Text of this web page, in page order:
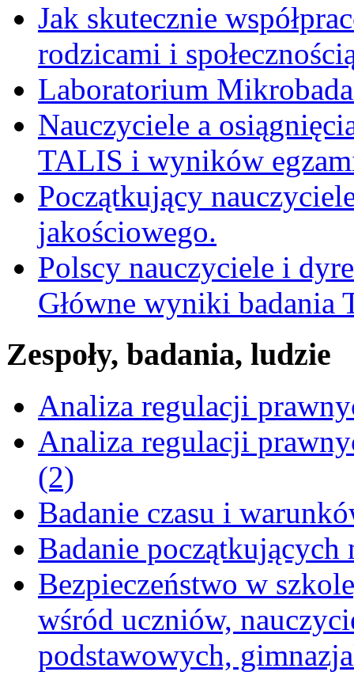
Jak skutecznie
rodzicami i
Laboratorium
Nauczyciele a
TALIS i wyników
Początkujący
jakościowego.
Polscy nauczyciele i
Główne wyniki badania
Zespoły, badania, ludzie
Analiza regulacji
Analiza regulacji
(2)
Badanie czasu i
Badanie początkujących
Bezpieczeństwo w
wśród uczniów,
podstawowych,